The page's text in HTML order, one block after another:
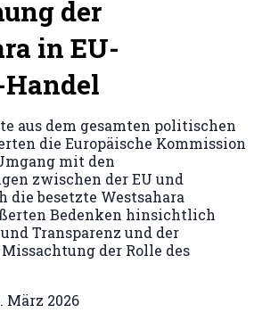
der
in EU-
aus dem gesamten politischen
die Europäische Kommission
mit den
zwischen der EU und
die besetzte Westsahara
Bedenken hinsichtlich
Transparenz und der
der Rolle des
März 2026